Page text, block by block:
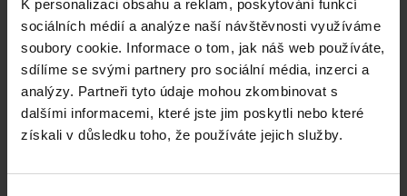
K personalizaci obsahu a reklam, poskytování funkcí
sociálních médií a analýze naší návštěvnosti využíváme
soubory cookie. Informace o tom, jak náš web používáte,
sdílíme se svými partnery pro sociální média, inzerci a
analýzy. Partneři tyto údaje mohou zkombinovat s
dalšími informacemi, které jste jim poskytli nebo které
získali v důsledku toho, že používáte jejich služby.
D****
F****
9. 10. 2025
21:19:23
P****
20 750 Kč
9. 10. 2025
21:05:55
13 902 Kč
P****
D****
112 Kč
9. 10. 2025
21:02:19
75 Kč
keyboard_arrow_left keyboard_arrow_right